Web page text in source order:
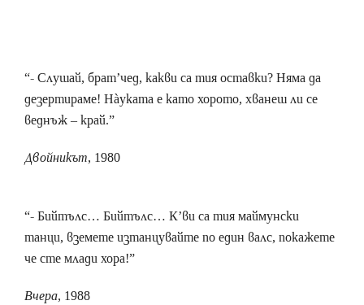
“- Слушай, брат’чед, какви са тия оставки? Няма да
дезертираме! Нàуката е като хорото, хванеш ли се
веднъж – край.”
Двойникът, 1980
“- Бийтълс… Бийтълс… К’ви са тия маймунски
танци, вземете изтанцувайте по един валс, покажете
че сте млади хора!”
Вчера, 1988